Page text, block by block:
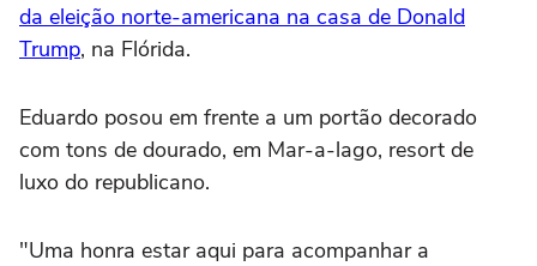
da eleição norte-americana na casa de Donald
Trump, na Flórida.
Eduardo posou em frente a um portão decorado
com tons de dourado, em Mar-a-lago, resort de
luxo do republicano.
"Uma honra estar aqui para acompanhar a